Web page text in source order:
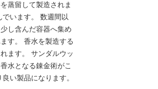
蒸留して製造されま
います。 数週間以
し含んだ容器へ集め
す。 香水を製造する
ます。 サンダルウッ
水となる錬金術がこ
い製品になります。